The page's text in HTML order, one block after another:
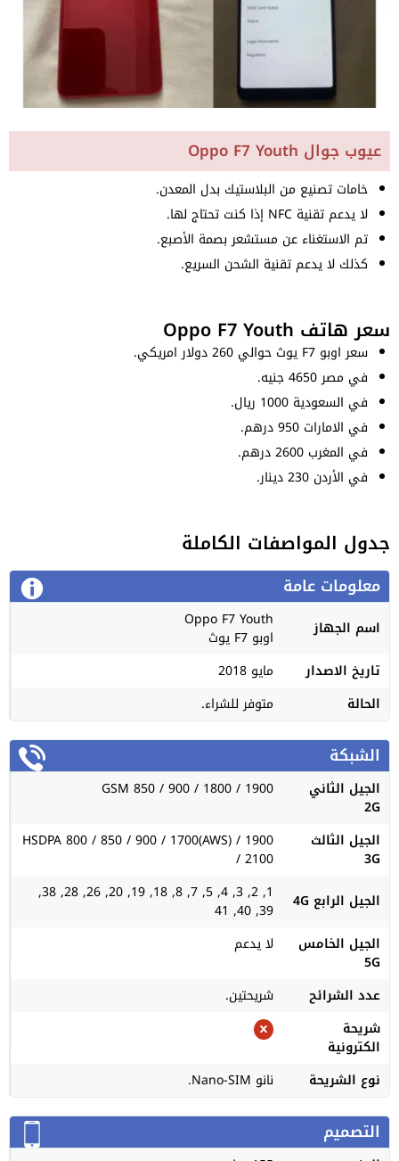
عيوب جوال Oppo F7 Youth
خامات تصنيع من البلاستيك بدل المعدن.
لا يدعم تقنية NFC إذا كنت تحتاج لها.
تم الاستغناء عن مستشعر بصمة الأصبع.
كذلك لا يدعم تقنية الشحن السريع.
سعر هاتف Oppo F7 Youth
سعر اوبو F7 يوث حوالي 260 دولار امريكي.
في مصر 4650 جنيه.
في السعودية 1000 ريال.
في الامارات 950 درهم.
في المغرب 2600 درهم.
في الأردن 230 دينار.
جدول المواصفات الكاملة
معلومات عامة
اسم الجهاز Oppo F7 Youth
اوبو F7 يوث
تاريخ الاصدار
مايو 2018
الحالة
متوفر للشراء.
الشبكة
الجيل الثاني
2G
GSM 850 / 900 / 1800 / 1900
الجيل الثالث
3G
HSDPA 800 / 850 / 900 / 1700(AWS) / 1900
/ 2100
الجيل الرابع 4G
1, 2, 3, 4, 5, 7, 8, 18, 19, 20, 26, 28, 38,
39, 40, 41
الجيل الخامس
5G
لا يدعم
عدد الشرائح
شريحتين.
شريحة
الكترونية
نوع الشريحة
نانو Nano-SIM.
التصميم